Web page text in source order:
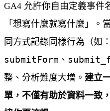
GA4 允許你自由定義事件
「想寫什麼就寫什麼」。
同方式記錄同樣行為（如：
submitForm 、
整、分析難度大增。 建立
單，不僅有助於資料一致